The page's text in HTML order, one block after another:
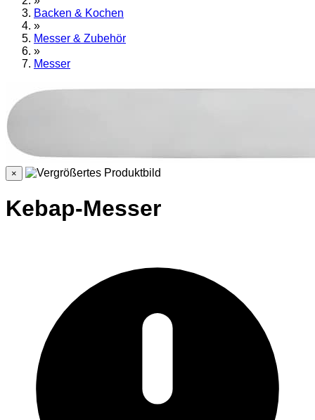
Backen & Kochen
»
Messer & Zubehör
»
Messer
×
Kebap-Messer